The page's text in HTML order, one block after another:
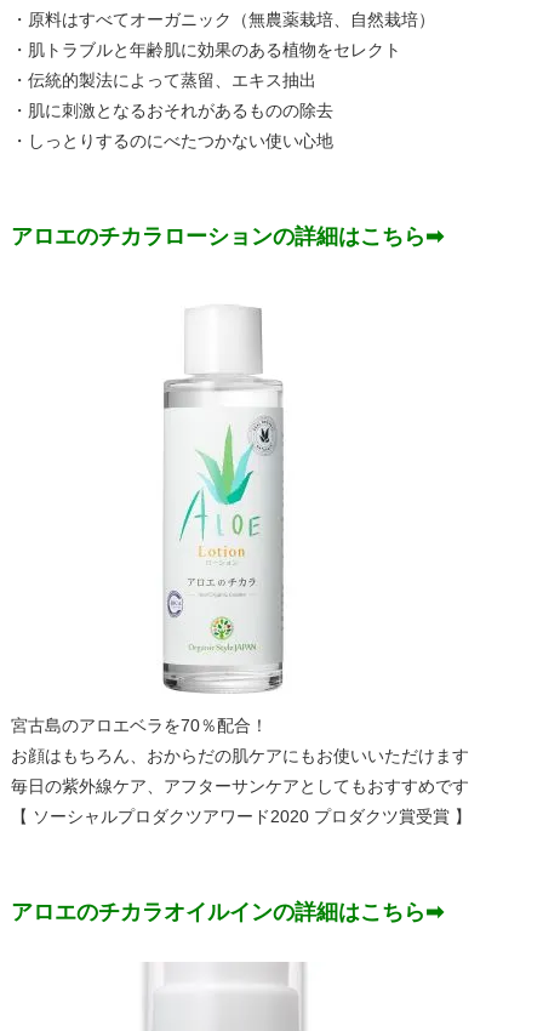
・原料はすべてオーガニック（無農薬栽培、自然栽培）
・肌トラブルと年齢肌に効果のある植物をセレクト
・伝統的製法によって蒸留、エキス抽出
・肌に刺激となるおそれがあるものの除去
・しっとりするのにべたつかない使い心地
アロエのチカラローションの詳細はこちら➡
宮古島のアロエベラを70％配合！
お顔はもちろん、おからだの肌ケアにもお使いいただけます
毎日の紫外線ケア、アフターサンケアとしてもおすすめです
【 ソーシャルプロダクツアワード2020 プロダクツ賞受賞 】
アロエのチカラオイルインの詳細はこちら➡